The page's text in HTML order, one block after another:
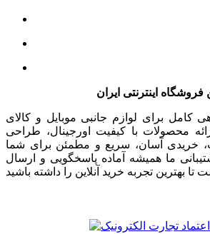
اینترنتی ایران
کامل برای لوازم جانبی موبایل و کالای
محصولات با کیفیت اورجینال، طراحی
خریدی آسان، سریع و مطمئن برای شما
ما همیشه آماده پاسخگویی و ارسال